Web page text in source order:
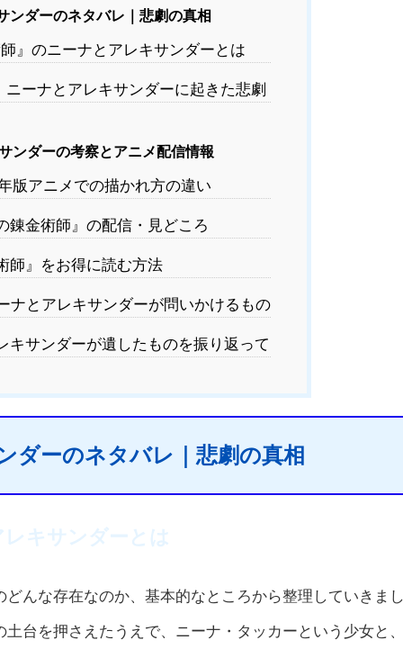
ンダーのネタバレ｜悲劇の真相
』のニーナとアレキサンダーとは
ーナとアレキサンダーに起きた悲劇
ンダーの考察とアニメ配信情報
版アニメでの描かれ方の違い
錬金術師』の配信・見どころ
師』をお得に読む方法
ナとアレキサンダーが問いかけるもの
キサンダーが遺したものを振り返って
ダーのネタバレ｜悲劇の真相
キサンダーとは
んな存在なのか、基本的なところから整理していきま
台を押さえたうえで、ニーナ・タッカーという少女と